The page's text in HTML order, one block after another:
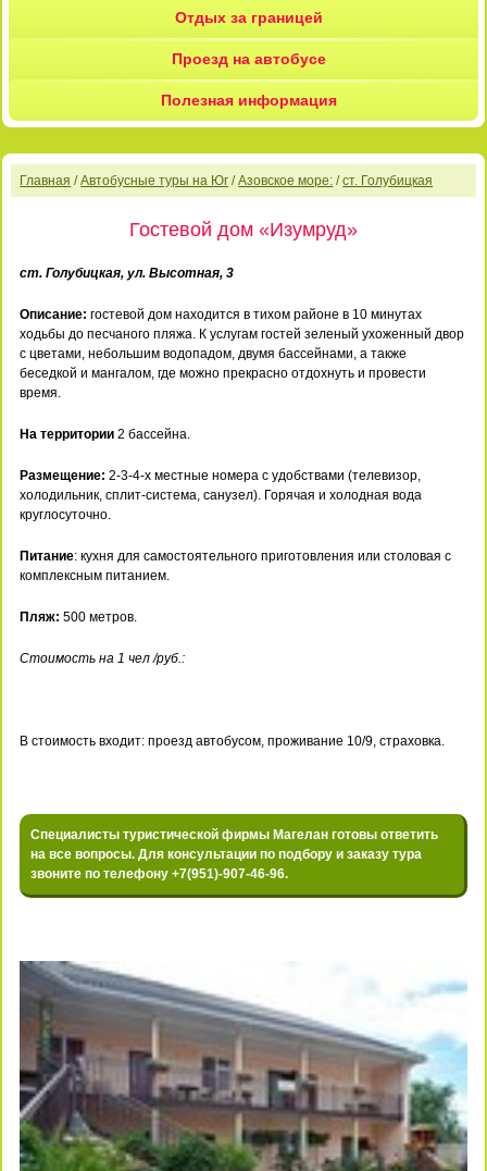
Отдых за границей
Проезд на автобусе
Полезная информация
Главная /Автобусные туры на Юг /Азовское море: /ст. Голубицкая
Гостевой дом «Изумруд»
ст. Голубицкая, ул. Высотная, 3
Описание: гостевой дом находится в тихом районе в 10 минутах
ходьбы до песчаного пляжа. К услугам гостей зеленый ухоженный двор
с цветами, небольшим водопадом, двумя бассейнами, а также
беседкой и мангалом, где можно прекрасно отдохнуть и провести
время.
На территории 2 бассейна.
Размещение: 2-3-4-х местные номера с удобствами (телевизор,
холодильник, сплит-система, санузел). Горячая и холодная вода
круглосуточно.
Питание: кухня для самостоятельного приготовления или столовая с
комплексным питанием.
Пляж: 500 метров.
Стоимость на 1 чел /руб.:
В стоимость входит: проезд автобусом, проживание 10/9, страховка.
Специалисты туристической фирмы Магелан готовы ответить
на все вопросы. Для консультации по подбору и заказу тура
звоните по телефону+7(951)-907-46-96.